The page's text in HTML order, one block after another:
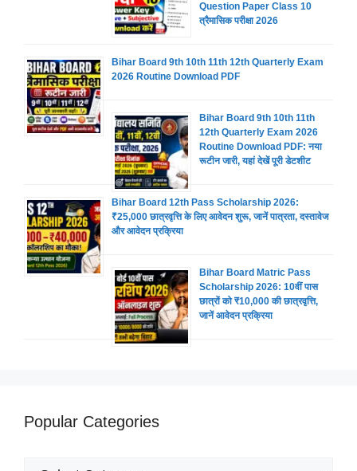
Question Paper Class 10
त्रैमासिक परीक्षा 2026
Bihar Board 9th 10th 11th 12th Quarterly Exam
2026 Routine Download PDF
Bihar Board 9th 10th 11th
12th Quarterly Exam 2026
Routine Download PDF: नया
रूटीन जारी, यहां देखें पूरी डेटशीट
Bihar Board 12th Pass Scholarship 2026:
₹25,000 छात्रवृत्ति के लिए आवेदन शुरू, जानें पात्रता, दस्तावेज
और आवेदन प्रक्रिया
Bihar Board Matric Pass
Scholarship 2026: 10वीं पास
छात्रों को ₹10,000 की छात्रवृत्ति,
जानें आवेदन प्रक्रिया
Popular Categories
Popular